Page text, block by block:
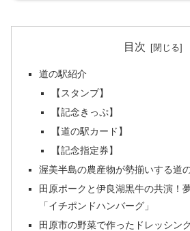
目次
道の駅紹介
【スタンプ】
【記念きっぷ】
【道の駅カード】
【記念指定券】
渥美半島の農産物が勢揃いする道
田原ポークと伊良湖黒牛の共演！
「イチポンドハンバーグ」
田原市の野菜で作ったドレッシン